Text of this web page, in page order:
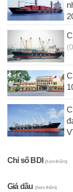
Chỉ số BDI(Xem thêm)
Giá dầu (Xem thêm)